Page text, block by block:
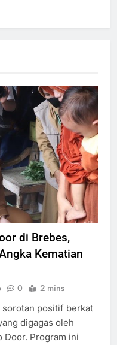
di Brebes,
Kematian
0 2 mins
sorotan positif berkat
digagas oleh
Door. Program ini